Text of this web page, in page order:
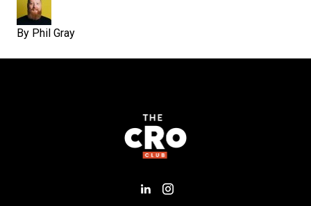
By Phil Gray
Add us on LinkedIn
Follow us on